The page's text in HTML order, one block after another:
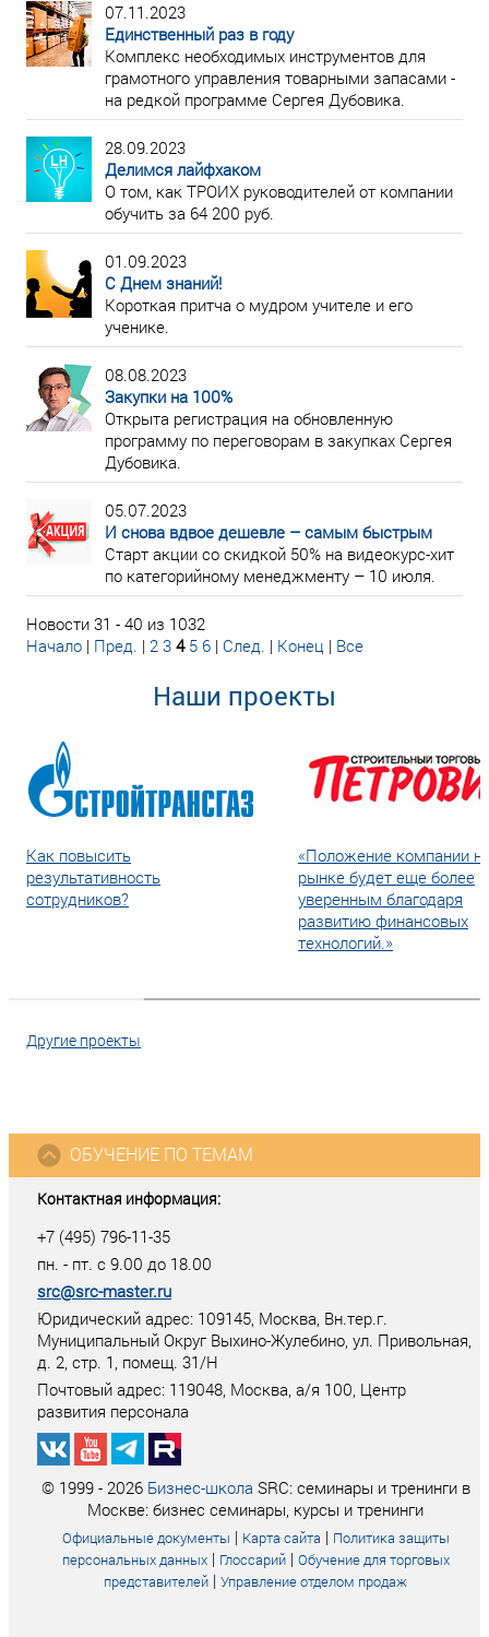
07.11.2023
Единственный раз в году
Комплекс необходимых инструментов для
грамотного управления товарными запасами -
на редкой программе Сергея Дубовика.
28.09.2023
Делимся лайфхаком
О том, как ТРОИХ руководителей от компании
обучить за 64 200 руб.
01.09.2023
С Днем знаний!
Короткая притча о мудром учителе и его
ученике.
08.08.2023
Закупки на 100%
Открыта регистрация на обновленную
программу по переговорам в закупках Сергея
Дубовика.
05.07.2023
И снова вдвое дешевле – самым быстрым
Старт акции со скидкой 50% на видеокурс-хит
по категорийному менеджменту – 10 июля.
Новости 31 - 40 из 1032
Начало | Пред. | 2 3 4 5 6 | След. | Конец | Все
Наши проекты
Как повысить
результативность
сотрудников?
«Положение компании
рынке будет еще более
уверенным благодаря
развитию финансовых
технологий.»
Другие проекты
Контактная информация:
+7 (495) 796-11-35
пн. - пт. с 9.00 до 18.00
src@src-master.ru
Юридический адрес: 109145, Москва, Вн.тер.г.
Муниципальный Округ Выхино-Жулебино, ул. Привольная,
д. 2, стр. 1, помещ. 31/Н
Почтовый адрес: 119048, Москва, а/я 100, Центр
развития персонала
ОБУЧЕНИЕ ПО ТЕМАМ
© 1999 - 2026 Бизнес-школа SRC: семинары и тренинги в
Москве: бизнес семинары, курсы и тренинги
Официальные документы | Карта сайта | Политика защиты
персональных данных| Глоссарий| Обучение для торговых
представителей | Управление отделом продаж